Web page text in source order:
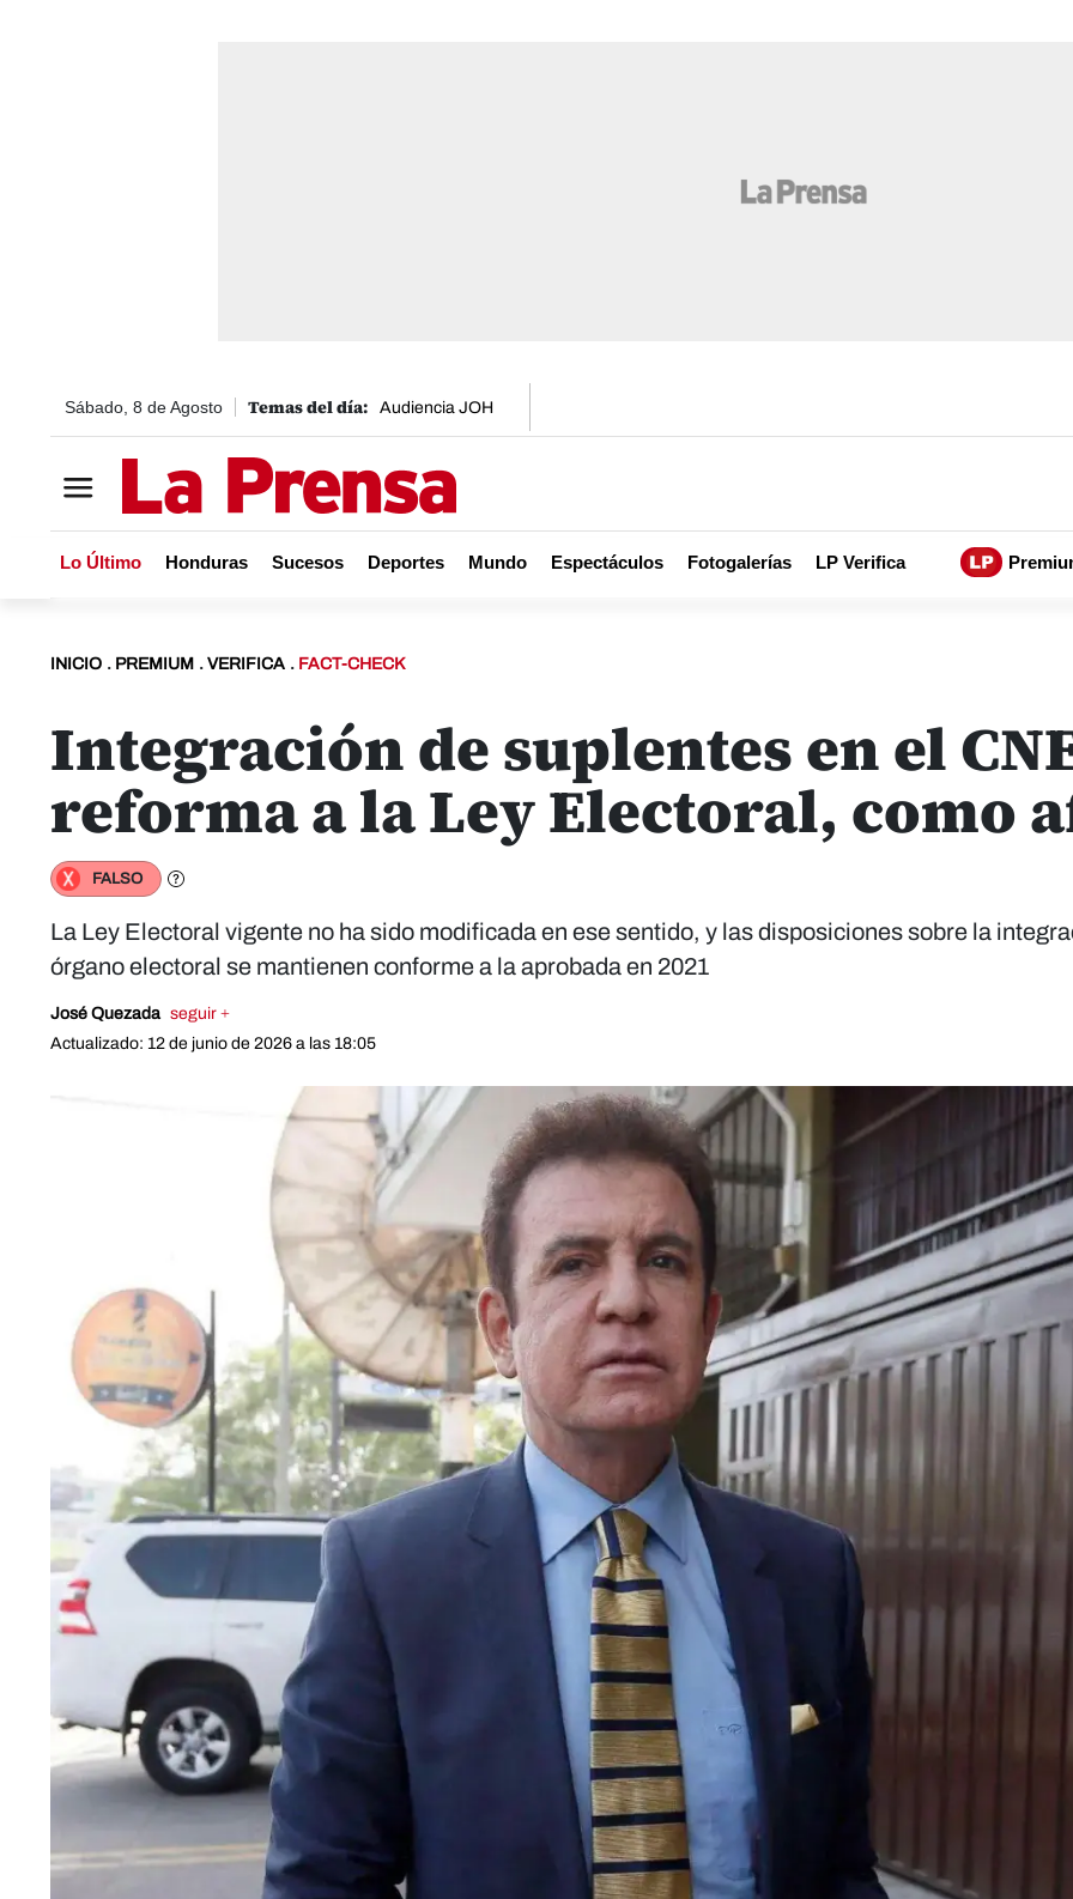
Sábado, 8 de Agosto Audiencia JOH
Lo Último Honduras Sucesos Deportes Mundo Espectáculos Fotogalerías LP Verifica
INICIO . PREMIUM . VERIFICA . FACT-CHECK
Integración de suplentes en el
reforma a la Ley Electoral, como
FALSO
La Ley Electoral vigente no ha sido modificada en ese sentido, y las disposiciones sobre la
órgano electoral se mantienen conforme a la aprobada en 2021
José Quezada seguir +
Actualizado: 12 de junio de 2026 a las 18:05